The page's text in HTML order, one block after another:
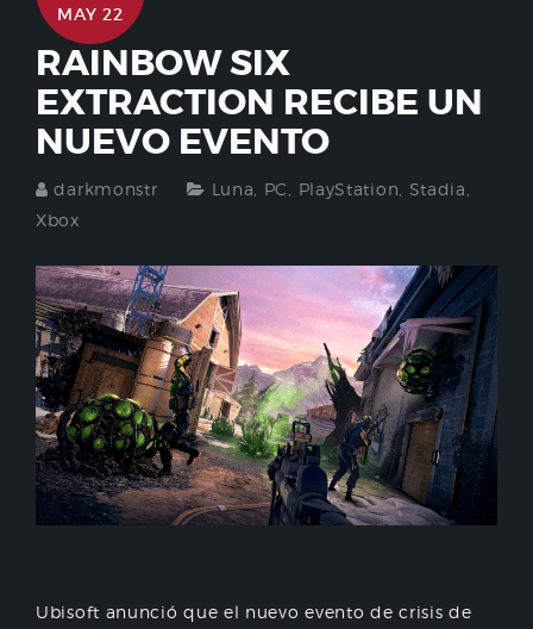
MAY 22
RAINBOW SIX
EXTRACTION RECIBE UN
NUEVO EVENTO
darkmonstr Luna PC PlayStation Stadia
Xbox
Ubisoft anunció que el nuevo evento de crisis de